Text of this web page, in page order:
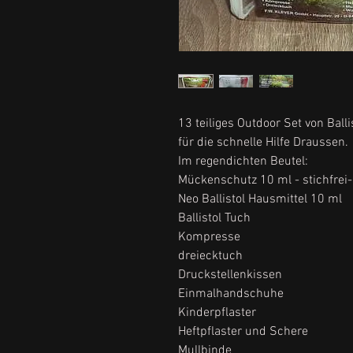
13 teiliges Outdoor Set von
für die schnelle Hilfe Draussen.
Im regendichten Beutel:
Mückenschutz 10 ml - stichfrei-
Neo Ballistol Hausmittel 10 ml
Ballistol Tuch
Kompresse
dreiecktuch
Druckstellenkissen
Einmalhandschuhe
Kinderpflaster
Heftpflaster und Schere